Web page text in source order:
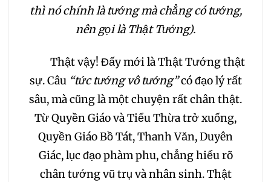
thì nó chính là tướng mà chẳng có tướng,
nên gọi là Thật Tướng).
Thật vậy! Đấy mới là Thật Tướng thật
sự. Câu“tức tướng vô tướng”có đạo lý rất
sâu, mà cũng là một chuyện rất chân thật.
Từ Quyền Giáo và Tiểu Thừa trở xuống,
Quyền Giáo Bồ Tát, Thanh Văn, Duyên
Giác, lục đạo phàm phu, chẳng hiểu rõ
chân tướng vũ trụ và nhân sinh. Thật